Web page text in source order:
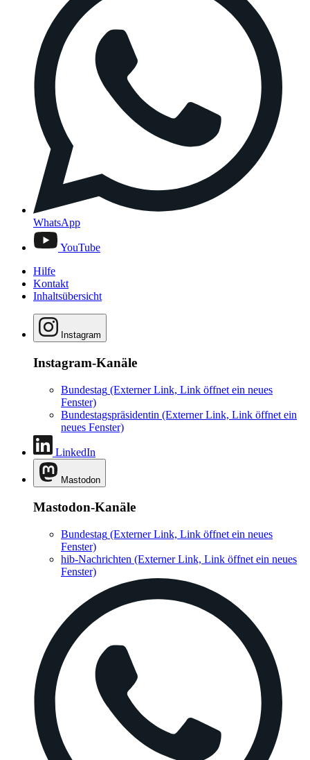
WhatsApp
YouTube
Hilfe
Kontakt
Inhaltsübersicht
Instagram
Instagram-Kanäle
Bundestag (Externer Link, Link öffnet ein neues
Fenster)
Bundestagspräsidentin (Externer Link, Link öffnet ein
neues Fenster)
LinkedIn
Mastodon
Mastodon-Kanäle
Bundestag (Externer Link, Link öffnet ein neues
Fenster)
hib-Nachrichten (Externer Link, Link öffnet ein neues
Fenster)